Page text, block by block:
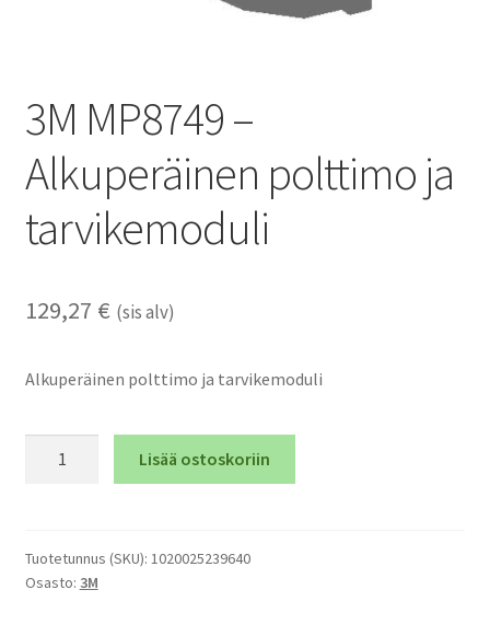
3M MP8749 –
Alkuperäinen polttimo ja
tarvikemoduli
129,27 € (sis alv)
Alkuperäinen polttimo ja tarvikemoduli
polttimo
ja
Lisää ostoskoriin
Tuotetunnus (SKU): 1020025239640
Osasto: 3M